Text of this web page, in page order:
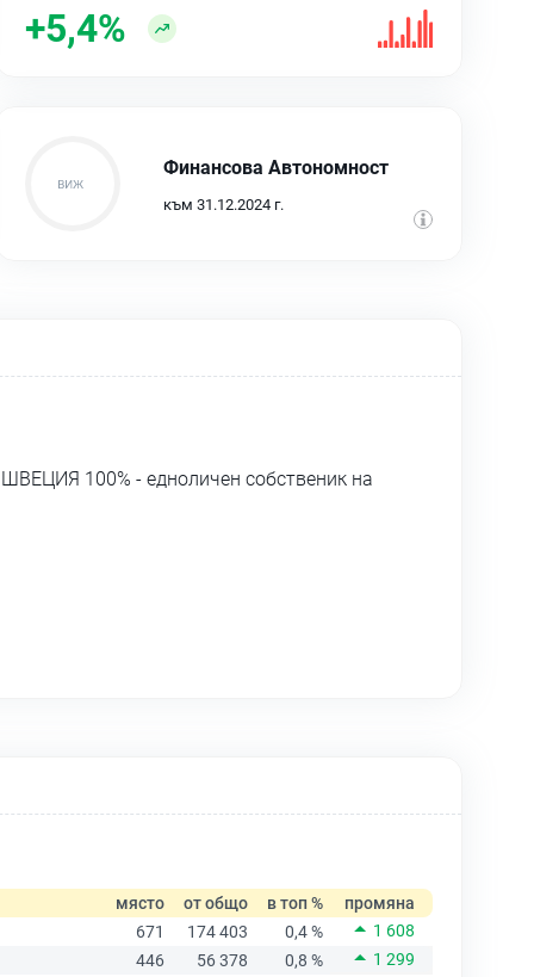
+5,4%
Финансова Автономност
към 31.12.2024 г.
100% - едноличен собственик на
място от общо в топ %
промяна
671
174 403 0,4 %
1 608
446
56 378 0,8 %
1 299